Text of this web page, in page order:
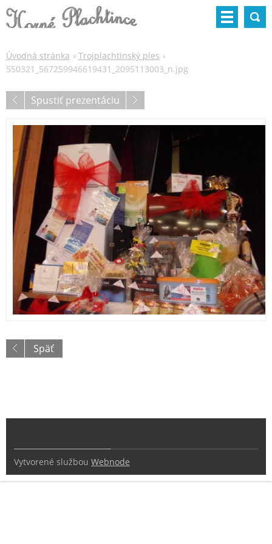
Úvodná stránka
Trojplachtinský ples
550321_567259946619431_2095113003_n.jpg
Spustiť prezentáciu
Späť
Vytvorené službou Webnode